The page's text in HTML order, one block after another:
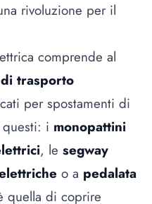
rivoluzione per il
comprende al
trasporto
per spostamenti di
i monopattini
, le segway
o a pedalata
quella di coprire